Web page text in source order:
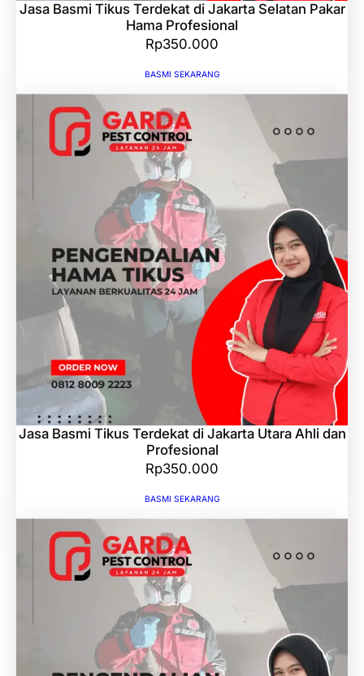
Jasa Basmi Tikus Terdekat di Jakarta Selatan Pakar
Hama Profesional
Rp350.000
BASMI SEKARANG
Jasa Basmi Tikus Terdekat di Jakarta Utara Ahli dan
Profesional
Rp350.000
BASMI SEKARANG